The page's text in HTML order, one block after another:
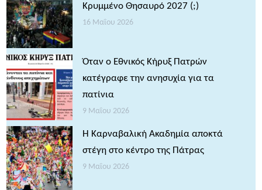
Κρυμμένο Θησαυρό 2027 (;)
16 Μαΐου 2026
Όταν ο Εθνικός Κήρυξ Πατρών
κατέγραφε την ανησυχία για τα
πατίνια
9 Μαΐου 2026
Η Καρναβαλική Ακαδημία αποκτά
στέγη στο κέντρο της Πάτρας
9 Μαΐου 2026